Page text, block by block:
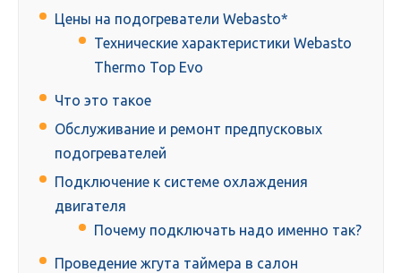
Цены на подогреватели Webasto*
Технические характеристики Webasto
Thermo Top Evo
Что это такое
Обслуживание и ремонт предпусковых
подогревателей
Подключение к системе охлаждения
двигателя
Почему подключать надо именно так?
Проведение жгута таймера в салон